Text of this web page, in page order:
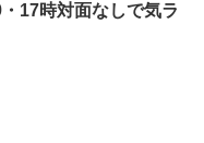
17時対面なしで気ラ